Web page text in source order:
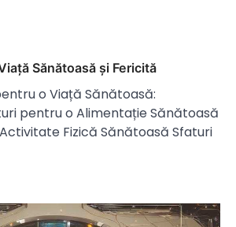
Sănătoasă și Fericită
o Viață Sănătoasă:
pentru o Alimentație Sănătoasă
Fizică Sănătoasă Sfaturi